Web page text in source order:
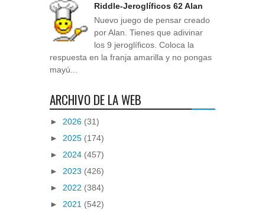
Riddle-Jeroglíficos 62 Alan
Nuevo juego de pensar creado
por Alan. Tienes que adivinar
los 9 jeroglíficos. Coloca la
respuesta en la franja amarilla y no pongas
mayú...
ARCHIVO DE LA WEB
► 2026 (31)
► 2025 (174)
► 2024 (457)
► 2023 (426)
► 2022 (384)
► 2021 (542)